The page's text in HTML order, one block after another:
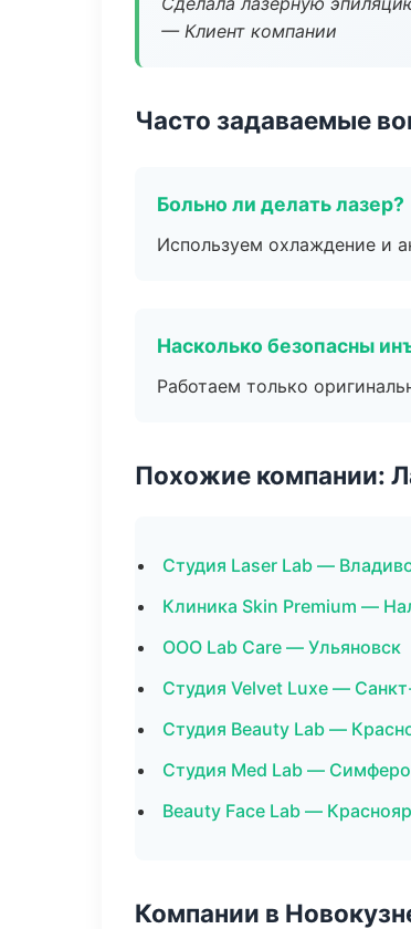
— Клиент компании
Часто задаваемые
Больно ли делать лазер?
Используем охлаждение и
Насколько безопасны
Работаем только
Похожие компании:
Студия Laser Lab —
Клиника Skin Premium —
ООО Lab Care — Ульяновск
Студия Velvet Luxe —
Студия Beauty Lab —
Студия Med Lab —
Beauty Face Lab —
Компании в